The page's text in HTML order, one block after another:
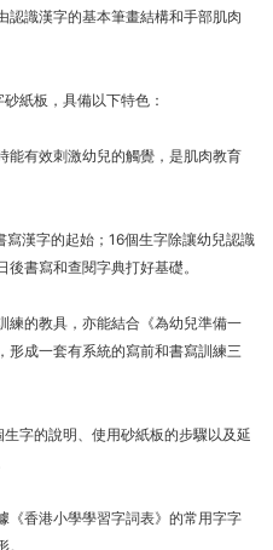
認識漢字的基本筆畫結構和手部肌肉
紙板，具備以下特色：
能有效刺激幼兒的觸覺，是肌肉教育
寫漢字的起始；16個生字除讓幼兒認識
書寫和查閱字典打好基礎。
練的教具，亦能結合《為幼兒準備一
形成一套有系統的寫前和書寫訓練三
字的說明、使用砂紙板的步驟以及延
《香港小學學習字詞表》的常用字字